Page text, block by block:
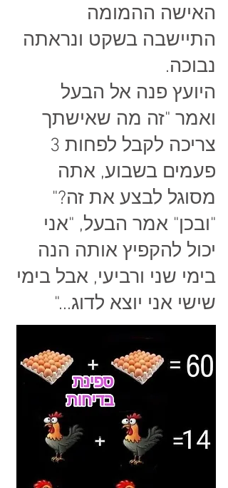
האישה ההמומה
התיישבה בשקט ונראתה
נבוכה.
היועץ פנה אל הבעל
ואמר "זה מה שאישתך
צריכה לקבל לפחות 3
פעמים בשבוע, אתה
מסוגל לבצע את זה?"
"ובכן" אמר הבעל, "אני
יכול להקפיץ אותה הנה
בימי שני ורביעי, אבל בימי
שישי אני יוצא לדוג..."